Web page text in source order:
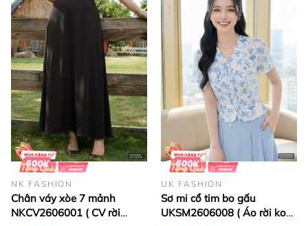
NK FASHION
Chân váy xòe 7 mảnh
NKCV2606001 ( CV rời
UK FASHION
Sơ mi cổ tim bo gấu
UKSM2606008 ( Áo rời ko